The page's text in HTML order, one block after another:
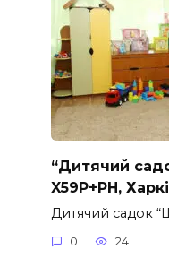
“Дитячий
X59P+PH,
Дитячий садок
0 24